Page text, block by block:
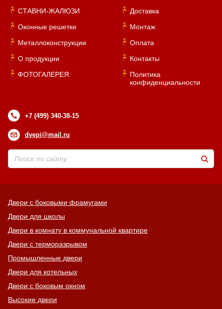
СТАВНИ-ЖАЛЮЗИ
Оконные решетки
Металлоконструкции
О продукции
ФОТОГАЛЕРЕЯ
Доставка
Монтаж
Оплата
Контакты
Политика
конфиденциальности
+7 (499) 340-38-15
dvepi@mail.ru
Двери с боковыми фрамугами
Двери для школы
Двери в комнату в коммунальной квартире
Двери с терморазрывом
Промышленные двери
Двери для котельных
Двери с боковым окном
Высокие двери